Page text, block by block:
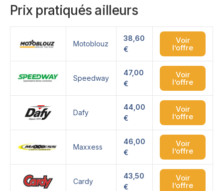
Prix pratiqués ailleurs
Motoblouz
38,60
€
Voir
l’offre
Speedway
47,00
€
Voir
l’offre
Dafy
44,00
€
Voir
l’offre
Maxxess
46,00
€
Voir
l’offre
Cardy
43,50
€
Voir
l’offre